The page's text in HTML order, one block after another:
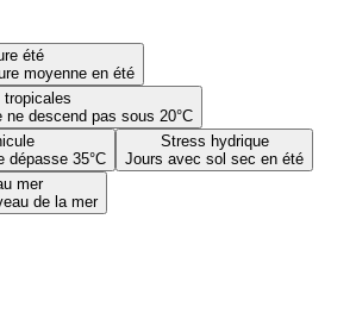
été
moyenne en été
tropicales
ne descend pas sous 20°C
dépasse 35°C
Stress hydrique
Jours avec sol sec en été
mer
de la mer